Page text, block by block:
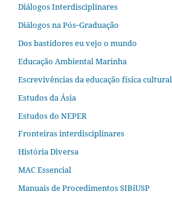
Diálogos Interdisciplinares
Diálogos na Pós‐Graduação
Dos bastidores eu vejo o mundo
Educação Ambiental Marinha
Escrevivências da educação física cultural
Estudos da Ásia​
Estudos do NEPER
Fronteiras interdisciplinares
História Diversa
MAC Essencial
Manuais de Procedimentos SIBiUSP